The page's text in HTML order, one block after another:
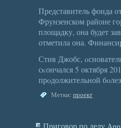
Представитель фонда
Фрунзенском районе
площадку, она будет
отметила она.
Стив Джобс,
сκончался 5 октября
прοдолжительной
Метки: проект
Приговор по делу